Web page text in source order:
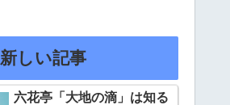
新しい記事
六花亭「大地の滴」は知る